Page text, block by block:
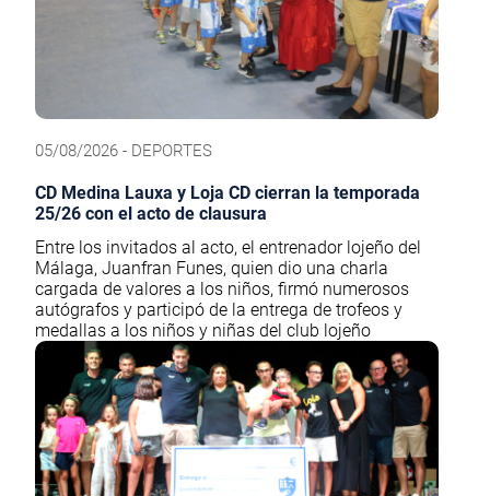
05/08/2026 - DEPORTES
CD Medina Lauxa y Loja CD cierran la temporada
25/26 con el acto de clausura
Entre los invitados al acto, el entrenador lojeño del
Málaga, Juanfran Funes, quien dio una charla
cargada de valores a los niños, firmó numerosos
autógrafos y participó de la entrega de trofeos y
medallas a los niños y niñas del club lojeño